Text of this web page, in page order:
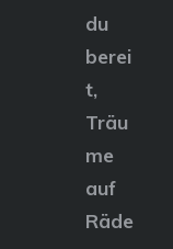
du
berei
t,
Träu
me
auf
Räde